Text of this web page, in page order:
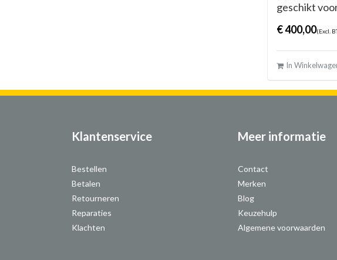
geschikt
€400,00(Excl.
In
Klantenservice
Bestellen
Betalen
Retourneren
Reparaties
Klachten
Meer informatie
Contact
Merken
Blog
Keuzehulp
Algemene voorwaarden